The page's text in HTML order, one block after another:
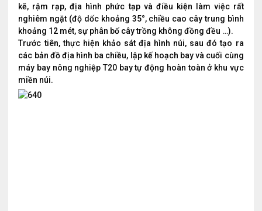
kẽ, rậm rạp, địa hình phức tạp và điều kiện làm việc rất
nghiêm ngặt (độ dốc khoảng 35°, chiều cao cây trung bình
khoảng 12 mét, sự phân bố cây trồng không đồng đều …).
Trước tiên, thực hiện khảo sát địa hình núi, sau đó tạo ra
các bản đồ địa hình ba chiều, lập kế hoạch bay và cuối cùng
máy bay nông nghiệp T20 bay tự động hoàn toàn ở khu vực
miền núi.